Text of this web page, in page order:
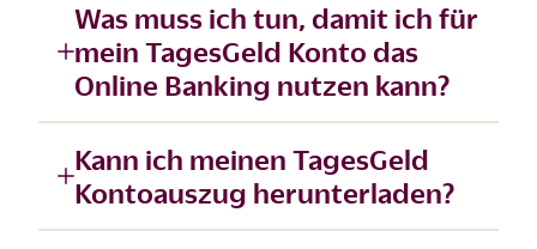
Was muss ich tun, damit ich für
mein TagesGeld Konto das
Online Banking nutzen kann?
Kann ich meinen TagesGeld
Kontoauszug herunterladen?